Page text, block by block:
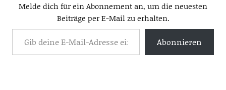
Melde dich für ein Abonnement an, um die neuesten
Beiträge per E-Mail zu erhalten.
Abonnieren